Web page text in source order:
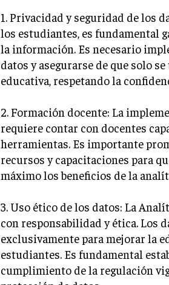
1. Privacidad y seguridad de los
los estudiantes, es fundamental
la información. Es necesario
datos y asegurarse de que solo
educativa, respetando la
2. Formación docente: La
requiere contar con docentes
herramientas. Es importante
recursos y capacitaciones para
máximo los beneficios de la
3. Uso ético de los datos: La
con responsabilidad y ética. Los
exclusivamente para mejorar la
estudiantes. Es fundamental
cumplimiento de la regulación